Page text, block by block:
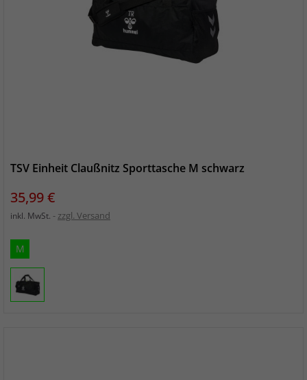
TSV Einheit Claußnitz Sporttasche M schwarz
Preis
35,99 €
inkl. MwSt. zzgl. Versand
M